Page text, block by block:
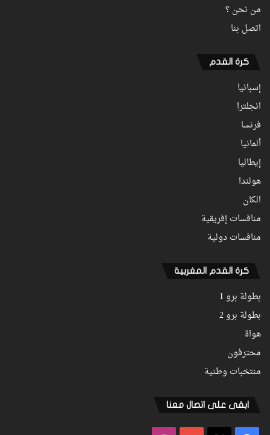
من نحن ؟
اتصل بنا
كرة القدم
إسبانيا
انجلترا
فرنسا
ألمانيا
إيطاليا
هولندا
الكان
منافسات إفريقية
منافسات دولية
كرة القدم المغربية
بطولة برو 1
بطولة برو 2
هواة
محترفون
منتخبات وطنية
ابقى على اتصال معنا